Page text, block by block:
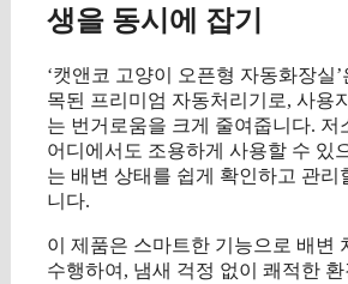
생을 동시에 잡기
‘캣앤코 고양이 오픈형 자동화장실
목된 프리미엄 자동처리기로, 사용
는 번거로움을 크게 줄여줍니다. 저
어디에서도 조용하게 사용할 수 있
는 배변 상태를 쉽게 확인하고 관리
니다.
이 제품은 스마트한 기능으로 배변
수행하여, 냄새 걱정 없이 쾌적한